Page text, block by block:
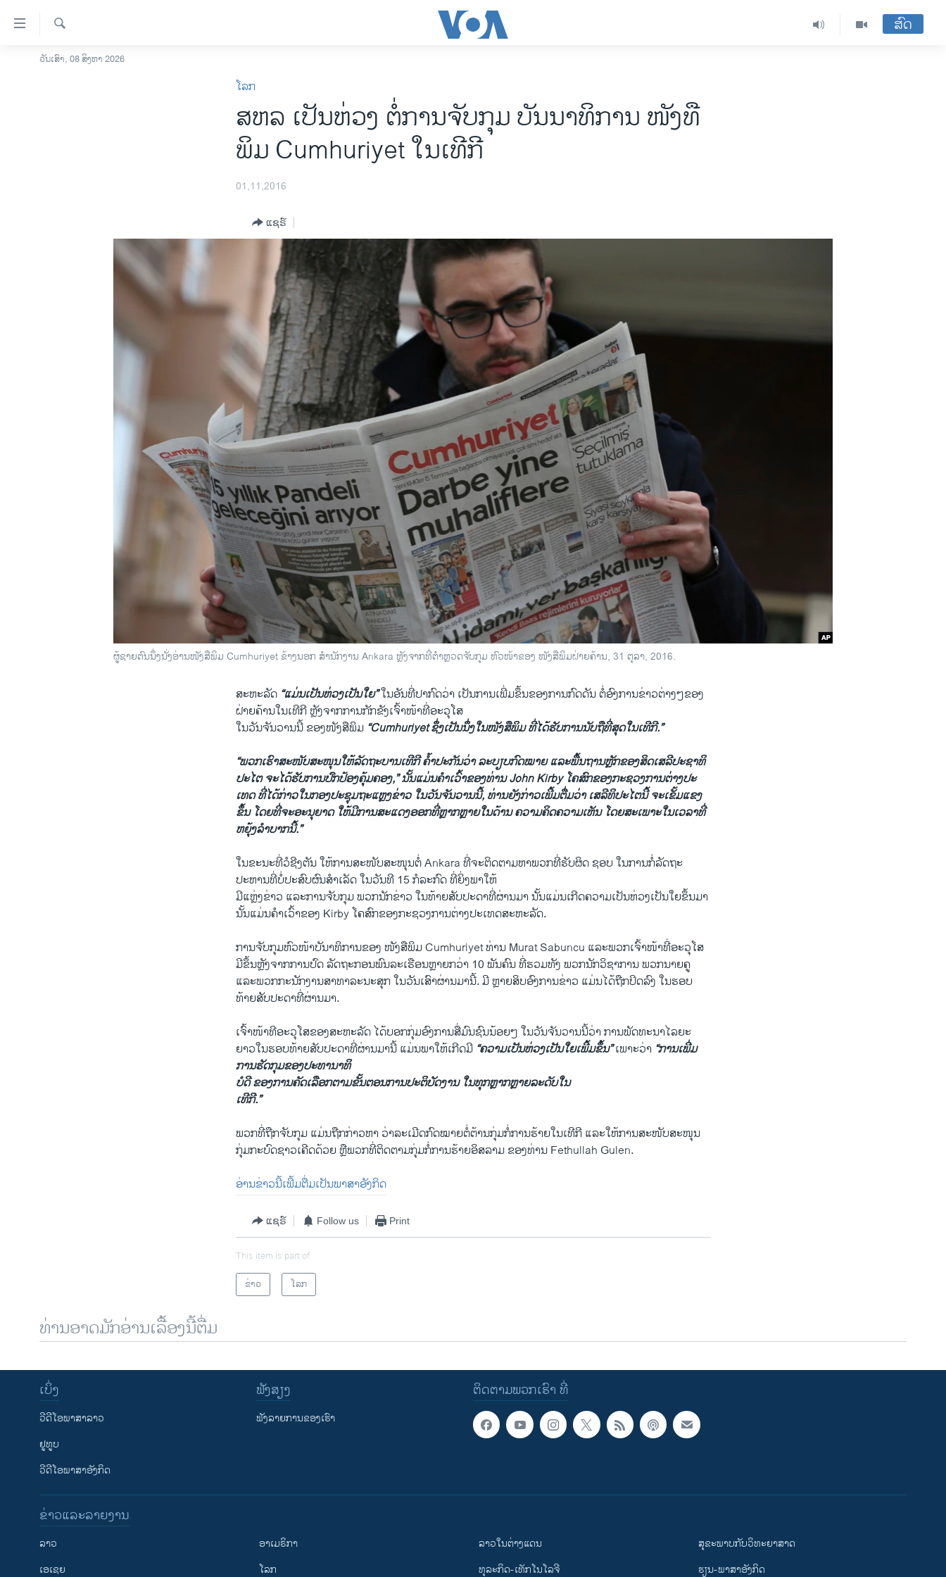
ລິ້ງ
ສຳຫລັບ
ໂຮມເພຈ
ອິດສະຫຼະພາບດ້ານການຂ່າວ
ວິທະຍາສາດ-ເທັກໂນໂລຈີ
ຄົ້ນຫາ
ສົດ
ວັນເສົາ, 08 ສິງຫາ 2026
ໂລກ
ສຫລ ເປັນຫ່ວງ ຕໍ່ການຈັບກຸມ ບັນນາທິການ ໜັງທື
ພິມ Cumhuriyet ໃນເທີກີ
01,11,2016
ແຊຣ໌
ຜູ້ຊາຍຕົນນຶ່ງນັ່ງອ່ານໜັງສືພິມ Cumhuriyet ຂ້າງນອກ ສຳນັກງານ Ankara ຫຼັງຈາກທີ່ຕຳຫຼວດຈັບກຸມ ຫົວໜ້າຂອງ ໜັງສືພິມຝ່າຍຄ້ານ, 31 ຕຸລາ, 2016.
ສະຫະລັດ ​“ແມ່ນ​ເປັນ​ຫ່ວງ​ເປັນ​ໃຍ”​ໃນ​ອັນ​ທີ່​ປາກົດ​ວ່າ ​ເປັນ​ການ​ເພີ່ມຂຶ້ນ​ຂອງ​ການ​ກົດ​ດັນ ຕໍ່​ອົງການ​ຂ່າວ​ຕ່າງໆ​ຂອງ​
ຝ່າຍ​ຄ້ານ​ໃນ​ເທີ​ກີ ຫຼັງ​ຈາກການ​ກັກ​ຂັງ​ເຈົ້າໜ້າ​ທີ່​ອະ​ວຸ​ໂສ​
ໃນ​ວັນ​ຈັນ​ວານ​ນີ້ ຂອງ​ໜັງສືພິມ “Cumhuriyet ຊຶ່ງ​ເປັນ​ນຶ່ງໃນໜັງສື​ພິມ ທີ່​ໄດ້ຮັບ​ການ​ນັບຖືທີ່​ສຸດ​ໃນ​ເທີ​ກີ.”
“ພວກ​ເຮົາ​ສະໜັບສະໜຸນ​ໃຫ້​ລັດຖະບານ​ເທີ​ກີ ​ຄ້ຳປະກັນວ່າ ລະບຽບ​ກົດໝາຍ ​ແລະ​ພື້ນຖານ​ຫຼັກຂອງ​ສິດເສລີປະຊາທິ
ປະ​ໄຕ ​ຈະໄດ້​ຮັບ​ການປົກ​ປ້ອງຄຸ້ມ​ຄອງ,” ນັ້ນ​ແມ່ນ​ຄຳ​ເວົ້າ​ຂອງ​ທ່ານ John Kirby ໂຄສົກ​ຂອງ​ກະຊວງ​ການ​ຕ່າງປະ​
ເທດ ທີ່​ໄດ້​ກ່າວ​ໃນ​ກອງ​ປະຊຸມຖະ​ແຫຼງຂ່າວ ໃນວັນ​ຈັນ​ວານ​ນີ້, ທ່ານ​ຍັງ​ກ່າວ​ເພີ້​ມຕື່ມ​ວ່າ ​ເສລີ​ທິປະ​ໄຕ​ນີ້ ຈະ​ເຂັ້ມ​ແຂງ​
ຂຶ້ນ ​ໂດຍ​ທີ່​ຈະ​ອະນຸຍາດ ​ໃຫ້​ມີການສະ​ແດງ​ອອກ​ທີ່​ຫຼາກ​ຫຼາຍໃນ​ດ້ານ ຄວາມ​ຄິດ​ຄວາມ​ເຫັນ ​ໂດຍ​ສະ​ເພາະ​ໃນ​ເວລາ​ທີ່​
ຫຍຸ້ງລຳ​ບາກ​ນີ້.”
​ໃນ​ຂະນະ​ທີ່​ວໍ​ຊີງ​ຕັນ ​ໃຫ້ການ​ສະໜັບສະໜຸນຕໍ່ Ankara ທີ່​ຈະ​ຕິດຕາມຫາ​ພວກ​ທີ່​ຮັບຜິດ ຊອບ ​ໃນ​ການ​ກໍ່​ລັດຖະ
ປະຫານ​ທີ່​ບໍ່​ປະສົບ​ຜົນສຳ​ເລັດ​ ​ໃນ​ວັນ​ທີ 15 ກໍລະກົດ ທີ່​ຍິ່ງ​ພາ​ໃຫ້
ມີແຫຼ່ງຂ່າວ ​ແລະການ​ຈັບ​ກຸມ ພວກ​ນັກ​ຂ່າວ ​ໃນ​ທ້າຍ​ສັບປະດາ​ທີ່​ຜ່ານ​ມາ ນັ້ນ​ແມ່ນ​ເກີດ​ຄວາມ​ເປັນ​ຫ່ວງ​ເປັນ​ໃຍຂຶ້ນ​ມາ
ນັ້ນ​ແມ່ນ​ຄຳ​ເວົ້າ​ຂອງ Kirby ໂຄສົກ​ຂອງ​ກະຊວງ​ການ​ຕ່າງປະ​ເທດສະຫະລັດ.
ການ​ຈັບ​ກຸມ​ຫົວໜ້າ​ບັນາ​ທິການ​ຂອງ ​ໜັງສື​ພິມ Cumhuriyet ທ່ານ Murat Sabuncu ​ແລະ​ພວກເຈົ້າ​ໜ້າ​ທີ່​ອະ​ວຸ​ໂສ
ມີ​ຂຶ້ນ​ຫຼັງຈາກການ​ປົດ ລັດຖະກອນ​ພົນລະ​ເຮືອນ​ຫຼາ​ຍກວ່າ 10 ພັນ​ຄົນ ທີ່​ຮວມທັງ ພວກ​ນັກວິຊາການ ພວກ​ນາຍຄູ ​
ແລະພວກ​ກະ​ນັກ​ງານ​ສາທາລະນະ​ສຸກ ​ໃນ​ວັນ​ເສົາ​ຜ່ານ​ມາ​ນີ້. ມີ​ ​ຫຼາຍ​ສິບ​ອົງການຂ່າວ ​ແມ່ນ​ໄດ້​ຖືກ​ປິດ​ລົງ ​ໃນ​ຮອບ​
ທ້າຍ​ສັບປະດາ​ທີ່​ຜ່ານ​ມາ.
​ເຈົ້າ​ໜ້າ​ທີ​ອະ​ວຸ​ໂສ​ຂອງ​ສະຫະລັດ ​ໄດ້​ບອກ​ກຸ່ມ​ອົງການ​ສື່ມົນ​ຊົນນ້ອຍໆ ​ໃນ​ວັນ​ຈັນ​ວານ​ນີ້​ວ່າ ການ​ພັດທະນາ​ໄລຍະ​
ຍາວ​ໃນ​ຮອບ​ທ້າ​ຍສັບປະດາ​ທີ່​ຜ່ານ​ມາ​ນີ້ ​ແມ່ນ​ພາ​ໃຫ້​ເກີດ​ມີ “ຄວາມ​ເປັນ​ຫ່ວງ​ເປັນ​ໃຍ​ເພີ້​ມຂຶ້ນ”​ເພາະວ່າ “ການ​ເພີ່ມ​
ການ​ຮັດ​ກຸມ​ຂອງ​ປະທານາທິ
ບໍດີ ຂອງ​ການ​ຄັດ​ເລືອກ​ຕາມ​ຂັ້ນ​ຕອນ​ການ​ປະຕິບັດ​ງານ ​ໃນ​ທຸກ​ຫຼາກຫຼາຍລະດັບໃນ​
ເທີ​ກີ.”
ພວກ​ທີ່​ຖືກ​ຈັບ​ກຸມ ​ແມ່ນ​ຖືກ​ກ່າວ​ຫາ ​ວ່າ​ລະ​ເມີດກົດໝາຍຕໍ່ຕ້ານ​ກຸ່ມ​ກໍ່​ການ​ຮ້າຍ​ໃນ​ເທີ​ກີ ​ແລະ​ໃຫ້ການ​ສະໜັບສະໜຸນ
ກຸ່ມ​ກະບົດ​ຊາວ​ເຄີ​ດດ້ວຍ ​ຫຼື​ພວກ​ທີ່​ຕິດຕາມ​ກຸ່ມ​ກໍ່​ການ​ຮ້າຍ​ອິສລາມ ຂອງ​ທ່ານ Fethullah Gulen.
ອ່ານ​ຂ່າວ​ນີ້​ເພີ້​ມຕື່ມ​ເປັນ​ພາສາ​ອັງກິດ
ແຊຣ໌ Follow us Print
This item is part of
ຂ່າວ
ໂລກ
ທ່ານອາດມັກອ່ານເລື້ອງນີ້ຕື່ມ
ຕິດຕາມພວກເຮົາ ທີ່
ເບິ່ງ
ວີດີໂອພາສາລາວ
ຢູທູບ
ວີດີໂອພາສາອັງກິດ
ຟັງສຽງ
ຟັງລາຍການຂອງເຮົາ
ຂ່າວແລະລາຍງານ
ລາວ
ເອເຊຍ
ອາເມຣິກາ
ໂລກ
ລາວໃນຕ່າງແດນ
ທຸລະກິດ-ເທັກໂນໂລຈີ
ສຸຂະພາບກັບວິທະຍາສາດ
ຮຽນ-ພາສາອັງກິດ